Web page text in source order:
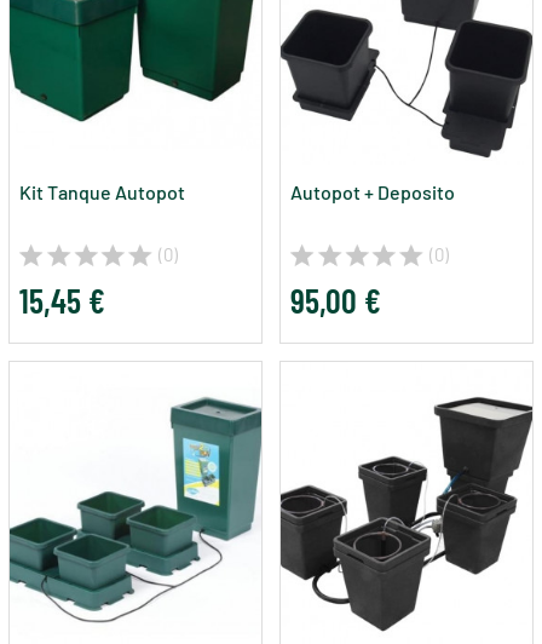
Kit Tanque Autopot
(0)
15,45 €
Autopot + Deposito
(0)
95,00 €